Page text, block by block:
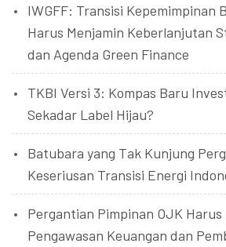
IWGFF: Transisi Kepemimpinan
Harus Menjamin Keberlanjutan
dan Agenda Green Finance
TKBI Versi 3: Kompas Baru
Sekadar Label Hijau?
Batubara yang Tak Kunjung
Keseriusan Transisi Energi
Pergantian Pimpinan OJK
Pengawasan Keuangan dan